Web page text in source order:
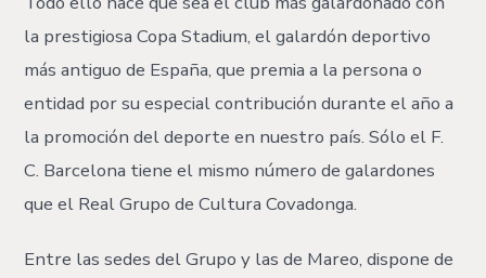
la prestigiosa Copa Stadium, el galardón deportivo
más antiguo de España, que premia a la persona o
entidad por su especial contribución durante el año a
la promoción del deporte en nuestro país. Sólo el F.
C. Barcelona tiene el mismo número de galardones
que el Real Grupo de Cultura Covadonga.
Entre las sedes del Grupo y las de Mareo, dispone de